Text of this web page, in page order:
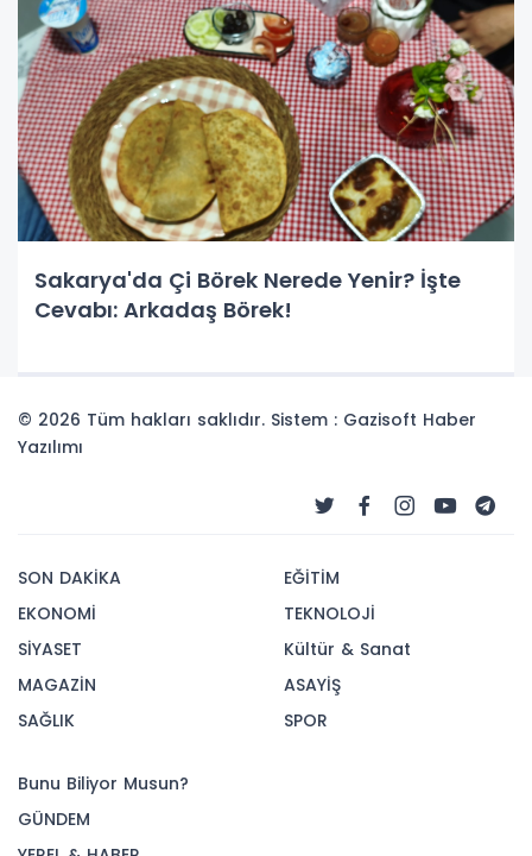
Sakarya'da Çi Börek Nerede Yenir? İşte
Cevabı: Arkadaş Börek!
© 2026 Tüm hakları saklıdır. Sistem : Gazisoft Haber
Yazılımı
SON DAKİKA
EKONOMİ
SİYASET
MAGAZİN
SAĞLIK
EĞİTİM
TEKNOLOJİ
Kültür & Sanat
ASAYİŞ
SPOR
Bunu Biliyor Musun?
GÜNDEM